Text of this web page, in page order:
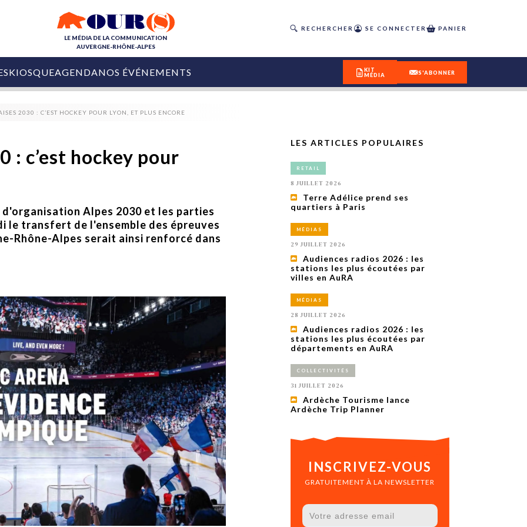
LE MÉDIA DE LA COMMUNICATION
AUVERGNE-RHÔNE-ALPES
RECHERCHER SE CONNECTER PANIER
Nice : Denis Zanon
est décédé
Tourisme lance
Ardèche Trip
Planner
29 JUILLET 2026
[Debrief] Loire Tourisme
mise sur la déconnexion en
saison autour de son concept autour de
marketing et communication, revient sur
la campagne.
1 AN
KIOSQUEAGENDANOS ÉVÉNEMENTS
OURS DE LA COM
OURS DU DIGITAL
KIT
MÉDIA
S'ABONNER
2030 : C’EST HOCKEY POUR LYON, ET PLUS ENCORE
: c’est hockey pour
Alpes 2030 et les parties
le transfert de l'ensemble des épreuves
Rhône-Alpes serait ainsi renforcé dans
LES ARTICLES POPULAIRES
RETAIL
8 JUILLET 2026
Terre Adélice prend ses
quartiers à Paris
MÉDIAS
29 JUILLET 2026
Audiences radios 2026 : les
stations les plus écoutées par
villes en AuRA
MÉDIAS
28 JUILLET 2026
Audiences radios 2026 : les
stations les plus écoutées par
départements en AuRA
COLLECTIVITÉS
31 JUILLET 2026
Ardèche Tourisme lance
Ardèche Trip Planner
INSCRIVEZ-VOUS
GRATUITEMENT À LA NEWSLETTER